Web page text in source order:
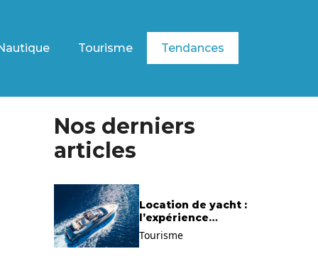
Tourisme Tendances
Nos derniers
articles
Location de yacht :
l’expérience
exclusive pour
découvrir la
Tourisme